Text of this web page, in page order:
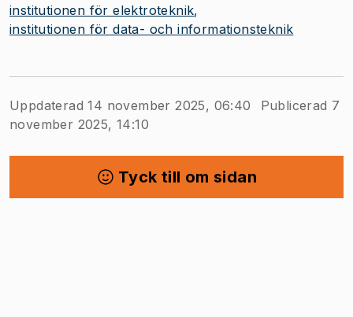
institutionen för elektroteknik
institutionen för data- och informationsteknik
Uppdaterad 14 november 2025, 06:40
Publicerad 7
november 2025, 14:10
Tyck till om sidan